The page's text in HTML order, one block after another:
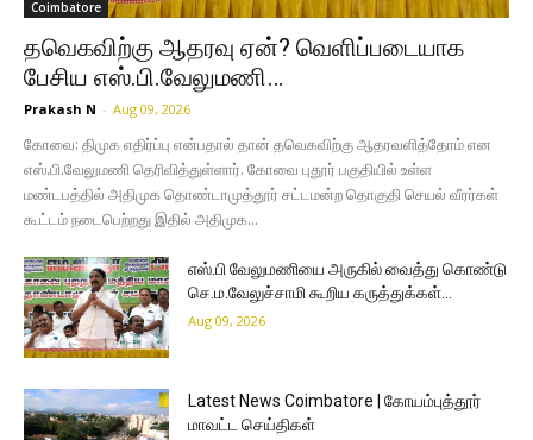
Coimbatore
தவெகவிற்கு ஆதரவு ஏன்? வெளிப்படையாக
பேசிய எஸ்.பி.வேலுமணி…
Prakash N - Aug 09, 2026
கோவை: திமுக எதிர்ப்பு என்பதால் தான் தவெகவிற்கு ஆதரவளித்தோம் என
எஸ்.பி.வேலுமணி தெரிவித்துள்ளார். கோவை புதூர் பகுதியில் உள்ள
மண்டபத்தில் அதிமுக தொண்டாமுத்தூர் சட்டமன்ற தொகுதி செயல் வீரர்கள்
கூட்டம் நடைபெற்றது இதில் அதிமுக...
எஸ்.பி வேலுமணியை அருகில் வைத்து கொண்டு
செ.ம.வேலுச்சாமி கூறிய கருத்துக்கள்…
Aug 09, 2026
Latest News Coimbatore | கோயம்புத்தூர்
மாவட்ட செய்திகள்